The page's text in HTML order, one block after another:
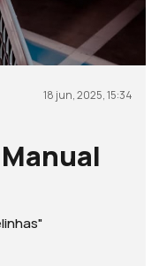
18 jun, 2025, 15:34